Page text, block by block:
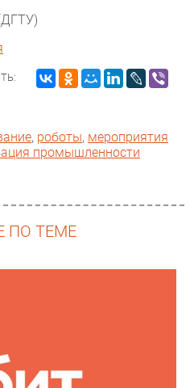
, роботы, мероприятия
промышленности
ПО ТЕМЕ